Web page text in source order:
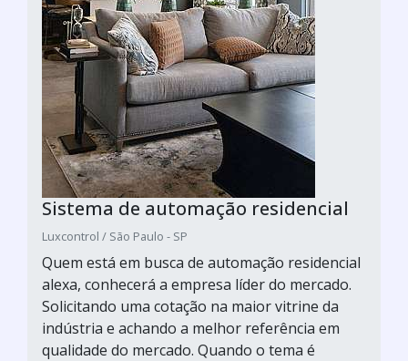
Sistema de automação residencial
Luxcontrol / São Paulo - SP
Quem está em busca de automação residencial
alexa, conhecerá a empresa líder do mercado.
Solicitando uma cotação na maior vitrine da
indústria e achando a melhor referência em
qualidade do mercado. Quando o tema é